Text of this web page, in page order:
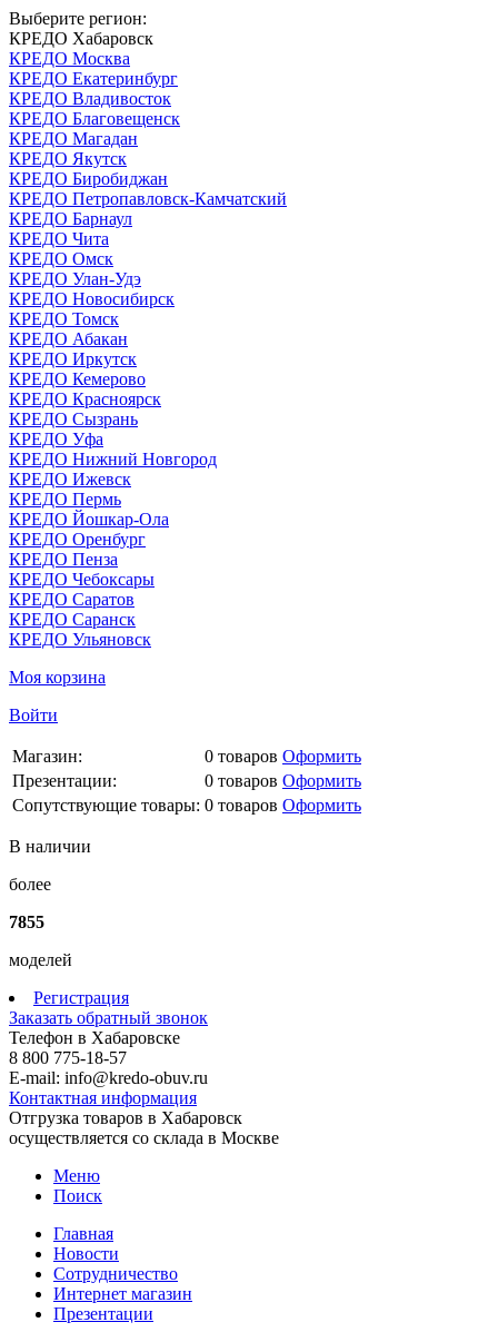
Выберите регион:
КРЕДО Хабаровск
КРЕДО Москва
КРЕДО Екатеринбург
КРЕДО Владивосток
КРЕДО Благовещенск
КРЕДО Магадан
КРЕДО Якутск
КРЕДО Биробиджан
КРЕДО Петропавловск-Камчатский
КРЕДО Барнаул
КРЕДО Чита
КРЕДО Омск
КРЕДО Улан-Удэ
КРЕДО Новосибирск
КРЕДО Томск
КРЕДО Абакан
КРЕДО Иркутск
КРЕДО Кемерово
КРЕДО Красноярск
КРЕДО Сызрань
КРЕДО Уфа
КРЕДО Нижний Новгород
КРЕДО Ижевск
КРЕДО Пермь
КРЕДО Йошкар-Ола
КРЕДО Оренбург
КРЕДО Пенза
КРЕДО Чебоксары
КРЕДО Саратов
КРЕДО Саранск
КРЕДО Ульяновск
Моя корзина
Войти
Магазин: 0 товаров Оформить
Презентации:
0 товаров Оформить
Сопутствующие товары: 0 товаров Оформить
В наличии
более
7855
моделей
Регистрация
Заказать обратный звонок
Телефон в Хабаровске
8 800 775-18-57
E-mail: info@kredo-obuv.ru
Контактная информация
Отгрузка товаров в Хабаровск
осуществляется со склада в Москве
Меню
Поиск
Главная
Новости
Сотрудничество
Интернет магазин
Презентации